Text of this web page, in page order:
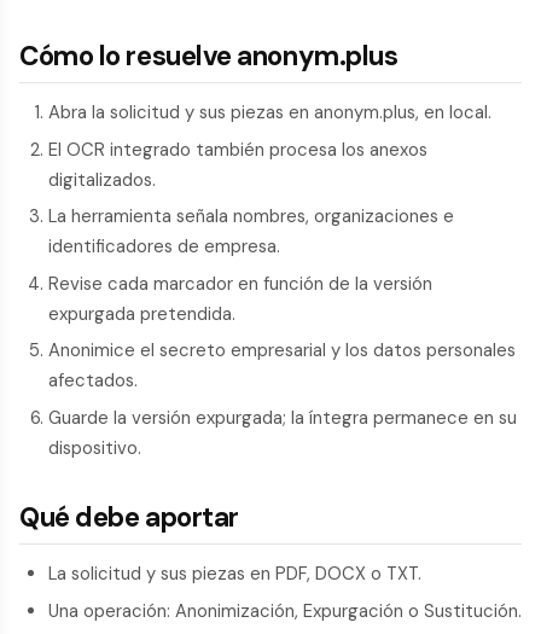
Cómo lo resuelve anonym.plus
Abra la solicitud y sus piezas en anonym.plus, en local.
El OCR integrado también procesa los anexos
digitalizados.
La herramienta señala nombres, organizaciones e
identificadores de empresa.
Revise cada marcador en función de la versión
expurgada pretendida.
Anonimice el secreto empresarial y los datos personales
afectados.
Guarde la versión expurgada; la íntegra permanece en su
dispositivo.
Qué debe aportar
La solicitud y sus piezas en PDF, DOCX o TXT.
Una operación: Anonimización, Expurgación o Sustitución.